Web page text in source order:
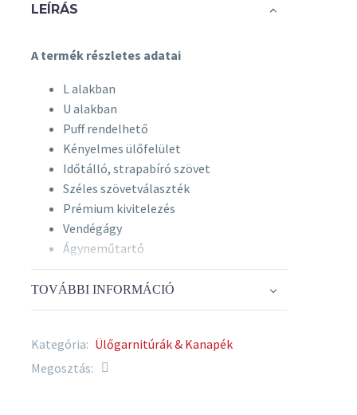
LEÍRÁS
A termék részletes adatai
L alakban
U alakban
Puff rendelhető
Kényelmes ülőfelület
Időtálló, strapabíró szövet
Széles szövetválaszték
Prémium kivitelezés
Vendégágy
Ágyneműtartó
Jobbos és balos kivitelben is
Kanapé színe: Több száz szín és
textúra rendelhető
TOVÁBBI INFORMÁCIÓ
Kategória: Ülőgarnitúrák & Kanapék
Megosztás: